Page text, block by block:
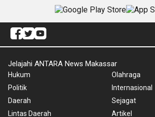
Jelajahi ANTARA News Makassar
Hukum
Politik
Daerah
Lintas Daerah
Olahraga
Internasional
Sejagat
Artikel